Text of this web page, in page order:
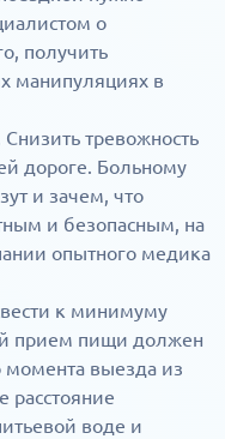
о
получить
манипуляциях в
тревожность
дороге. Больному
и зачем, что
и безопасным, на
опытного медика
к минимуму
прием пищи должен
момента выезда из
расстояние
воде и